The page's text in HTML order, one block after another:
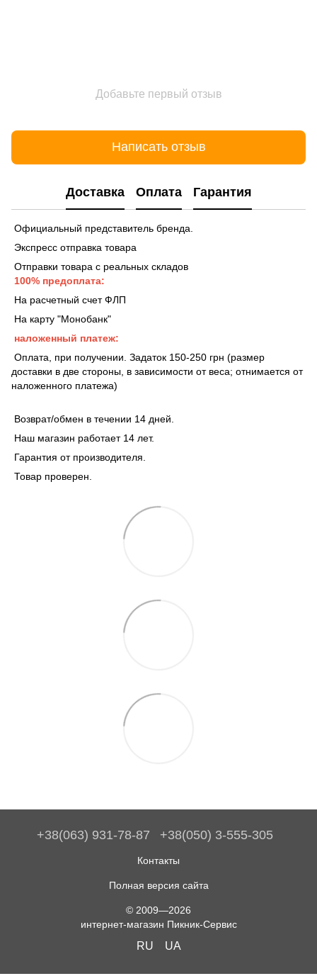
Добавьте первый отзыв
Написать отзыв
Доставка Оплата Гарантия
Официальный представитель бренда.
Экспресс отправка товара
Отправки товара с реальных складов
100% предоплата:
На расчетный счет ФЛП
На карту "Монобанк"
наложенный платеж:
Оплата, при получении. Задаток 150-250 грн (размер
доставки в две стороны, в зависимости от веса; отнимается от
наложенного платежа)
Возврат/обмен в течении 14 дней.
Наш магазин работает 14 лет.
Гарантия от производителя.
Товар проверен.
+38(063) 931-78-87 +38(050) 3-555-305
Контакты
Полная версия сайта
© 2009—2026
интернет-магазин Пикник-Сервис
RU UA